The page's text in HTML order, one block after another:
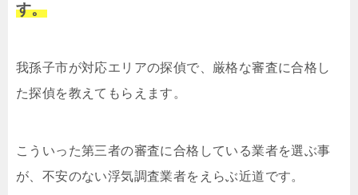
す。
我孫子市が対応エリアの探偵で、厳格な審査に合格し
た探偵を教えてもらえます。
こういった第三者の審査に合格している業者を選ぶ事
が、不安のない浮気調査業者をえらぶ近道です。